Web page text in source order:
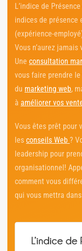
L’indice de
indices de
(expérience-
Vous n’aurez
Une consultation
vous faire prendre
du marketing web,
à améliorer vos
Vous êtes prêt pour
les conseils Web ?
leadership pour
organisationnel!
comment vous
qui vous mettra